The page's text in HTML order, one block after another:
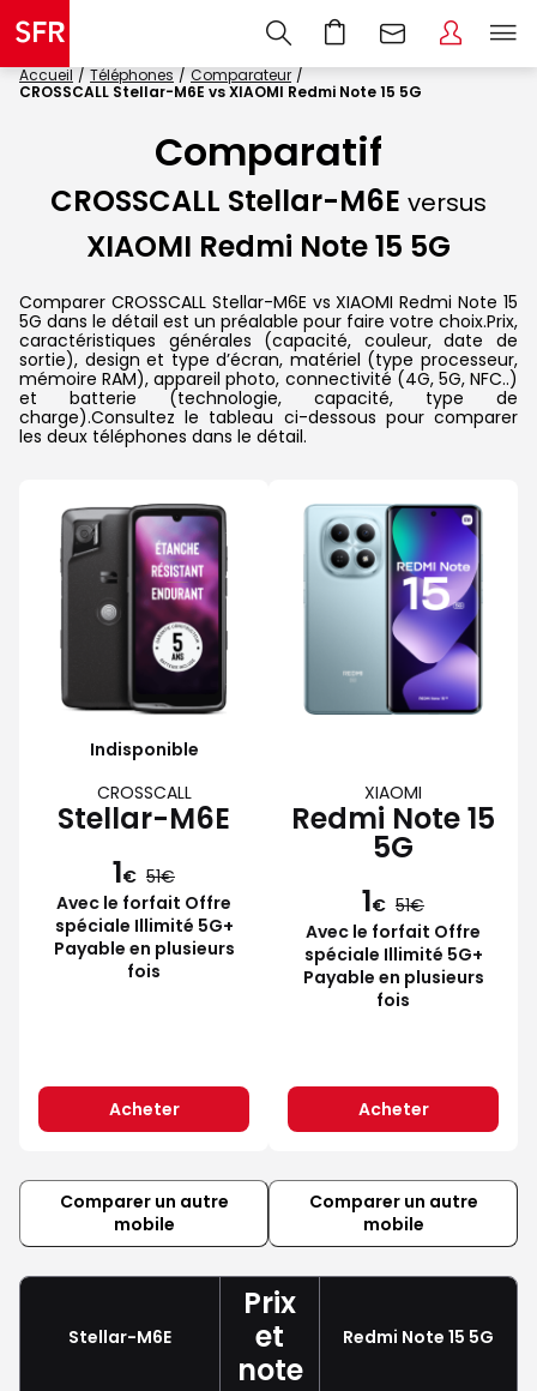
Accueil Téléphones
Comparateur
CROSSCALL Stellar-M6E vs XIAOMI Redmi Note 15 5G
Comparatif
CROSSCALL Stellar-M6E versus
XIAOMI Redmi Note 15 5G
Comparer CROSSCALL Stellar-M6E vs XIAOMI Redmi Note 15
5G dans le détail est un préalable pour faire votre choix.Prix,
caractéristiques générales (capacité, couleur, date de
sortie), design et type d’écran, matériel (type processeur,
mémoire RAM), appareil photo, connectivité (4G, 5G, NFC..)
et batterie (technologie, capacité, type de
charge).Consultez le tableau ci-dessous pour comparer
les deux téléphones dans le détail.
Indisponible
CROSSCALL
Stellar-M6E
1€ 51
Avec le forfait Offre
spéciale Illimité 5G+
Payable en plusieurs
fois
Acheter
XIAOMI
Redmi Note 15
5G
1€ 51
Avec le forfait Offre
spéciale Illimité 5G+
Payable en plusieurs
fois
Acheter
Comparer un autre
mobile
Comparer un autre
mobile
Stellar-M6E
Prix
et
note
Redmi Note 15 5G